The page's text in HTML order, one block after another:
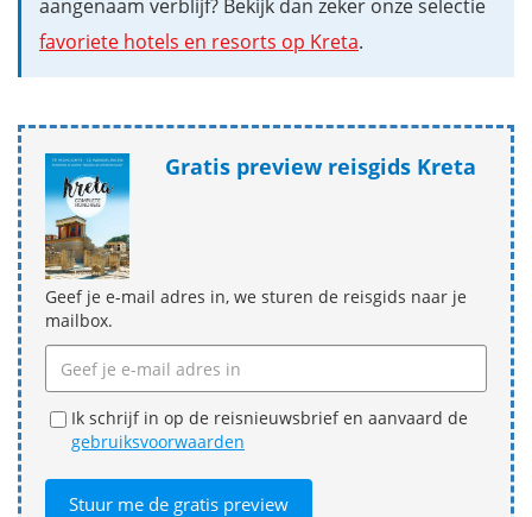
aangenaam verblijf? Bekijk dan zeker onze selectie
favoriete hotels en resorts op Kreta.
Gratis preview reisgids Kreta
Geef je e-mail adres in, we sturen de reisgids naar je
mailbox.
Ik schrijf in op de reisnieuwsbrief en aanvaard de
gebruiksvoorwaarden